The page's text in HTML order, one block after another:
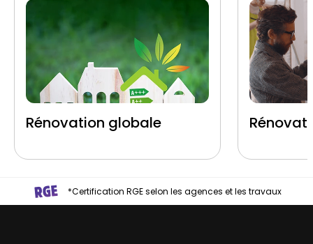
Rénovation globale
*Certification RGE selon les agences et les travaux